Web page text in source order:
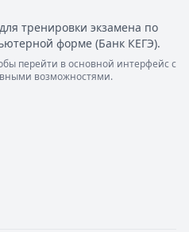
тренировки экзамена по
форме (Банк КЕГЭ).
перейти в основной интерфейс с
возможностями.